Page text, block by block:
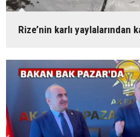
Rize’nin karlı